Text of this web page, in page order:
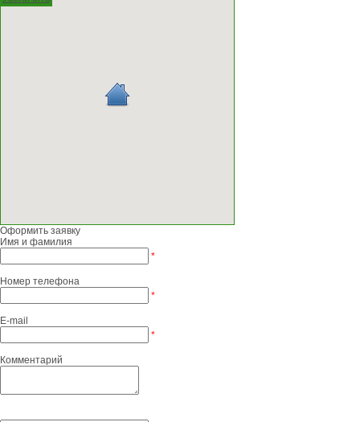
Оформить заявку
Имя и фамилия
*
Номер телефона
*
E-mail
*
Комментарий